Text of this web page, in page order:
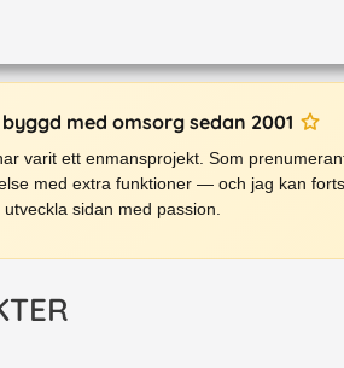
byggd med omsorg sedan 2001
varit ett enmansprojekt. Som
med extra funktioner — och jag kan
utveckla sidan med passion.